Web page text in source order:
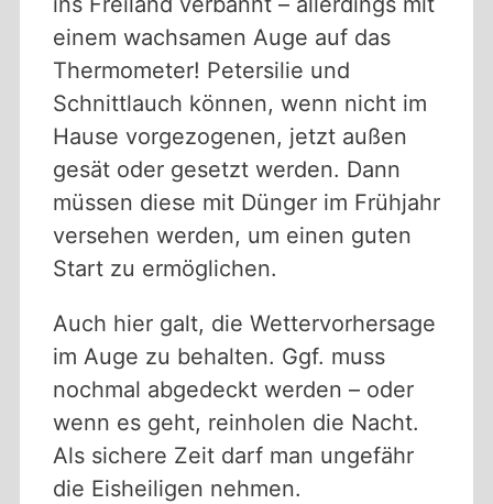
einem wachsamen Auge auf das
Thermometer! Petersilie und
Schnittlauch können, wenn nicht im
Hause vorgezogenen, jetzt außen
gesät oder gesetzt werden. Dann
müssen diese mit Dünger im Frühjahr
versehen werden, um einen guten
Start zu ermöglichen.
Auch hier galt, die Wettervorhersage
im Auge zu behalten. Ggf. muss
nochmal abgedeckt werden – oder
wenn es geht, reinholen die Nacht.
Als sichere Zeit darf man ungefähr
die Eisheiligen nehmen.